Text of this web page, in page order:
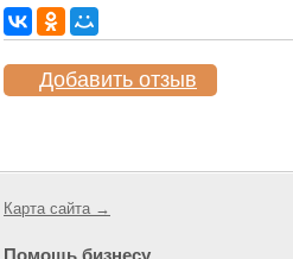
Добавить отзыв
Карта сайта →
Помощь бизнесу